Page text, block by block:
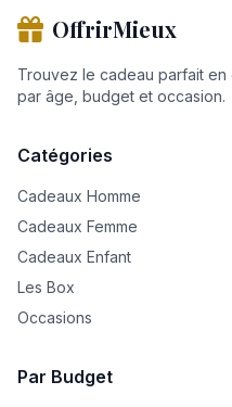
OffrirMieux
Trouvez le cadeau parfait
par âge, budget et occasion.
Catégories
Cadeaux Homme
Cadeaux Femme
Cadeaux Enfant
Les Box
Occasions
Par Budget